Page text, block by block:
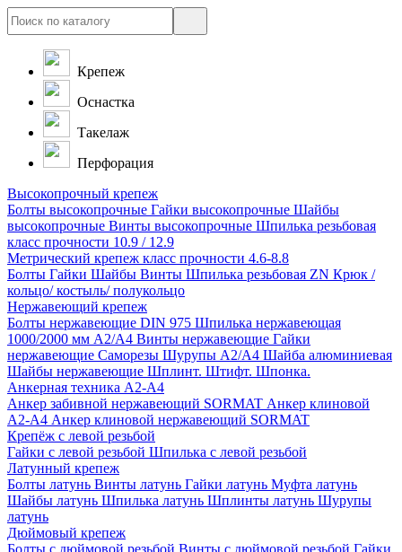
Крепеж
Оснастка
Такелаж
Перфорация
Высокопрочный крепеж
Болты высокопрочные Гайки высокопрочные Шайбы
высокопрочные Винты высокопрочные Шпилька резьбовая
класс прочности 10.9 / 12.9
Метрический крепеж класс прочности 4.6-8.8
Болты Гайки Шайбы Винты Шпилька резьбовая ZN Крюк /
кольцо/ костыль/ полукольцо
Нержавеющий крепеж
Болты нержавеющие DIN 975 Шпилька нержавеющая
1000/2000 мм А2/А4 Винты нержавеющие Гайки
нержавеющие Саморезы Шурупы А2/А4 Шайба алюминиевая
Шайбы нержавеющие Шплинт. Штифт. Шпонка.
Анкерная техника А2-А4
Анкер забивной нержавеющий SORMAT Анкер клиновой
A2-A4 Анкер клиновой нержавеющий SORMAT
Крепёж с левой резьбой
Гайки с левой резьбой Шпилька с левой резьбой
Латунный крепеж
Болты латунь Винты латунь Гайки латунь Муфта латунь
Шайбы латунь Шпилька латунь Шплинты латунь Шурупы
латунь
Дюймовый крепеж
Болты с дюймовой резьбой Винты с дюймовой резьбой Гайки